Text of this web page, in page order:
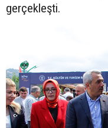
gerçekleşti.